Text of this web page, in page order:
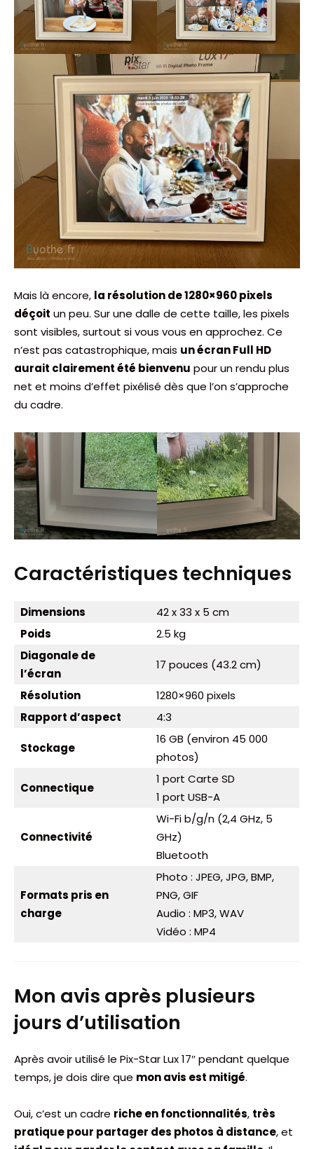
Mais là encore, la résolution de 1280×960 pixels
déçoit un peu. Sur une dalle de cette taille, les pixels
sont visibles, surtout si vous vous en approchez. Ce
n’est pas catastrophique, mais un écran Full HD
aurait clairement été bienvenu pour un rendu plus
net et moins d’effet pixélisé dès que l’on s’approche
du cadre.
Caractéristiques techniques
Dimensions
42 x 33 x 5 cm
Poids
2.5 kg
Diagonale de
l’écran
17 pouces (43.2 cm)
Résolution
1280×960 pixels
Rapport d’aspect
4:3
Stockage
16 GB (environ 45 000
photos)
Connectique
1 port Carte SD
1 port USB-A
Connectivité
Wi-Fi b/g/n (2,4 GHz, 5
GHz)
Bluetooth
Formats pris en
charge
Photo : JPEG, JPG, BMP,
PNG, GIF
Audio : MP3, WAV
Vidéo : MP4
Mon avis après plusieurs
jours d’utilisation
Après avoir utilisé le Pix-Star Lux 17″ pendant quelque
temps, je dois dire que mon avis est mitigé.
Oui, c’est un cadre riche en fonctionnalités, très
pratique pour partager des photos à distance, et